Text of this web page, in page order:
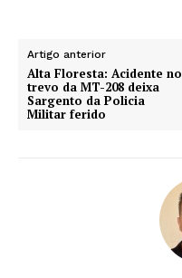
Artigo anterior
Alta Floresta: Acidente no
trevo da MT-208 deixa
Sargento da Policia
Militar ferido